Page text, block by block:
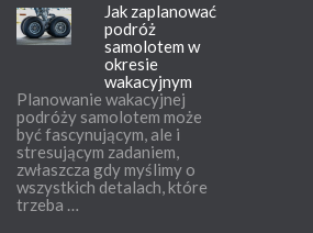
Jak zaplanować
podróż
samolotem w
okresie
wakacyjnym
Planowanie wakacyjnej
podróży samolotem może
być fascynującym, ale i
stresującym zadaniem,
zwłaszcza gdy myślimy o
wszystkich detalach, które
trzeba …